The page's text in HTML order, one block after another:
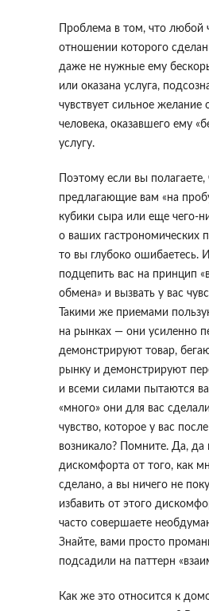
Проблема в том, что любой
отношении которого
даже не нужные ему
или оказана услуга,
чувствует сильное желание
человека, оказавшего ему
услугу.
Поэтому если вы
предлагающие вам «на
кубики сыра или еще чего-
о ваших гастрономических
то вы глубоко ошибаетесь.
подцепить вас на принцип
обмена» и вызвать у вас
Такими же приемами
на рынках — они усиленно
демонстрируют товар,
рынку и демонстрируют
и всеми силами пытаются
«много» они для вас
чувство, которое у вас
возникало? Помните. Да, да
дискомфорта от того, как
сделано, а вы ничего не
избавить от этого
часто совершаете
Знайте, вами просто
подсадили на паттерн
Как же это относится к